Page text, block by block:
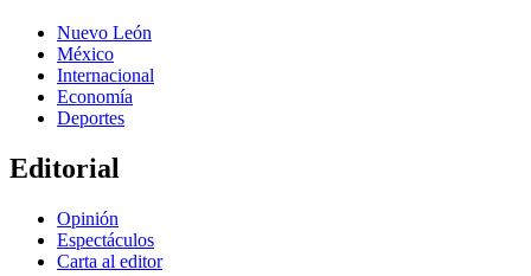
Nuevo León
México
Internacional
Economía
Deportes
Editorial
Opinión
Espectáculos
Carta al editor